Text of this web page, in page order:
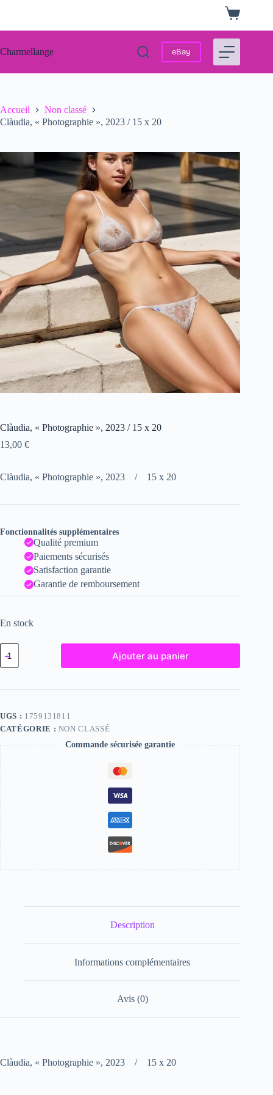
Panier
d’achat
Charmellange eBay
Accueil
Non classé
Clàudia, « Photographie », 2023 / 15 x 20
Clàudia, « Photographie », 2023 / 15 x 20
13,00 €
Clàudia, « Photographie », 2023 / 15 x 20
Fonctionnalités supplémentaires
Qualité premium
Paiements sécurisés
Satisfaction garantie
Garantie de remboursement
En stock
quantité
de
Clàudia,
2023
x
20
Ajouter au panier
UGS : 1759131811
CATÉGORIE : NON CLASSÉ
Commande sécurisée garantie
Description
Informations complémentaires
Avis (0)
Clàudia, « Photographie », 2023 / 15 x 20